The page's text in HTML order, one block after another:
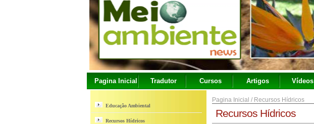
Pagina Inicial Tradutor Cursos Artigos Vídeos
Educação Ambiental
Recursos Hídricos
Pagina Inicial / Recursos Hídricos
Recursos Hídricos